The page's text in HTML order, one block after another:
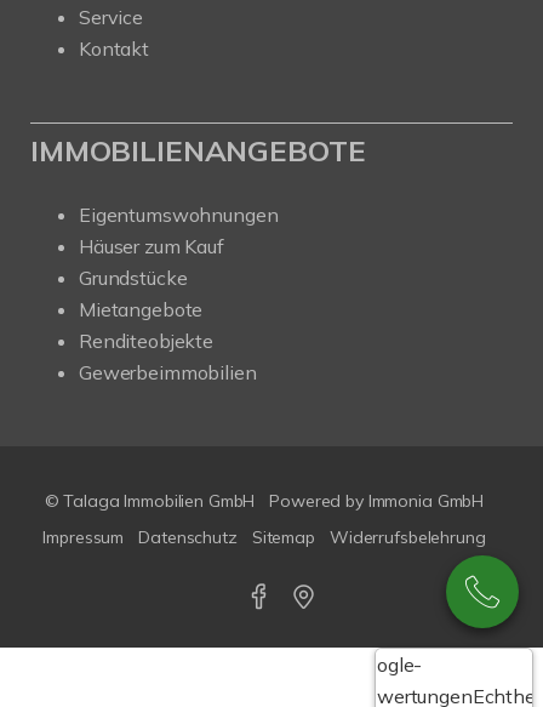
Service
Kontakt
IMMOBILIENANGEBOTE
Eigentumswohnungen
Häuser zum Kauf
Grundstücke
Mietangebote
Renditeobjekte
Gewerbeimmobilien
© Talaga Immobilien GmbH Powered by Immonia GmbH
Impressum
Datenschutz Sitemap Widerrufsbelehrung
Google-
Bewertungen